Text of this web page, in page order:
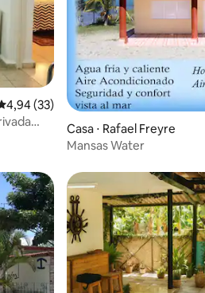
de uma avaliação média de 5, 33
4,94 (33)
Casa ⋅ Rafael Freyre
Mansas Water